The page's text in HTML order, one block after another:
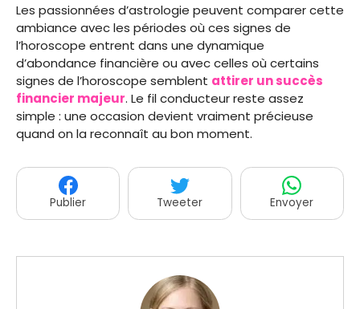
Les passionnées d’astrologie peuvent comparer cette
ambiance avec les périodes où ces signes de
l’horoscope entrent dans une dynamique
d’abondance financière ou avec celles où certains
signes de l’horoscope semblent attirer un succès
financier majeur. Le fil conducteur reste assez
simple : une occasion devient vraiment précieuse
quand on la reconnaît au bon moment.
Publier Tweeter Envoyer